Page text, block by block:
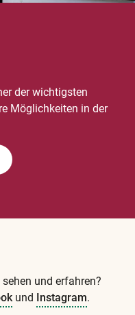
der wichtigsten
Möglichkeiten in der
und erfahren?
und Instagram.